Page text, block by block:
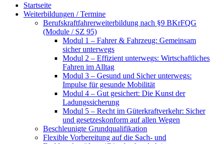
Startseite
Weiterbildungen / Termine
Berufskraftfahrer­weiterbildung nach §9 BKrFQG
(Module / SZ 95)
Modul 1 – Fahrer & Fahrzeug: Gemeinsam
sicher unterwegs
Modul 2 – Effizient unterwegs: Wirtschaftliches
Fahren im Alltag
Modul 3 – Gesund und Sicher unterwegs:
Impulse für gesunde Mobilität
Modul 4 – Gut gesichert: Die Kunst der
Ladungssicherung
Modul 5 – Recht im Güterkraftverkehr: Sicher
und gesetzeskonform auf allen Wegen
Beschleunigte Grundqualifikation
Flexible Vorbereitung auf die Sach- und